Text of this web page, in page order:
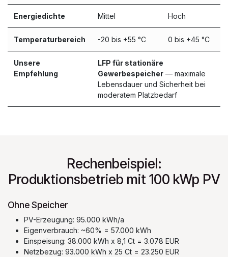
Energiedichte Mittel Hoch
Temperaturbereich -20 bis +55 °C 0 bis +45 °C
Unsere
Empfehlung
LFP für stationäre
Gewerbespeicher — maximale
Lebensdauer und Sicherheit bei
moderatem Platzbedarf
Rechenbeispiel:
Produktionsbetrieb mit 100 kWp PV
Ohne Speicher
PV-Erzeugung: 95.000 kWh/a
Eigenverbrauch: ~60% = 57.000 kWh
Einspeisung: 38.000 kWh x 8,1 Ct = 3.078 EUR
Netzbezug: 93.000 kWh x 25 Ct = 23.250 EUR